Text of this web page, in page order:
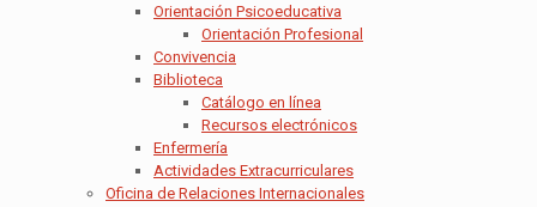
Orientación Psicoeducativa
Orientación Profesional
Convivencia
Biblioteca
Catálogo en línea
Recursos electrónicos
Enfermería
Actividades Extracurriculares
Oficina de Relaciones Internacionales